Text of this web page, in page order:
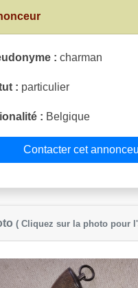
: charman
: particulier
: Belgique
Contacter cet
( Cliquez sur la photo pour